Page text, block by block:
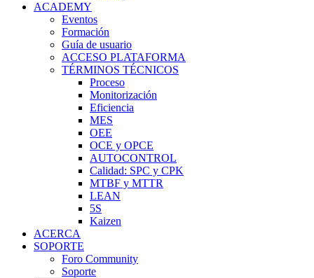
ACADEMY
Eventos
Formación
Guía de usuario
ACCESO PLATAFORMA
TÉRMINOS TÉCNICOS
Proceso
Monitorización
Eficiencia
MES
OEE
OCE y OPCE
AUTOCONTROL
Calidad: SPC y CPK
MTBF y MTTR
LEAN
5S
Kaizen
ACERCA
SOPORTE
Foro Community
Soporte